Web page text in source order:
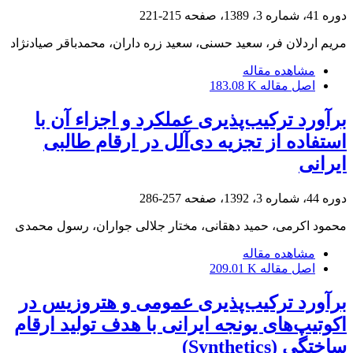
دوره 41، شماره 3، 1389، صفحه 215-221
مریم اردلان فر، سعید حسنی، سعید زره داران، محمدباقر صیادنژاد
مشاهده مقاله
اصل مقاله 183.08 K
برآورد ترکیب‌پذیری عملکرد و اجزاء آن با
استفاده از تجزیه دی‌آلل در ارقام طالبی
ایرانی
دوره 44، شماره 3، 1392، صفحه 257-286
محمود اکرمی، حمید دهقانی، مختار جلالی جواران، رسول محمدی
مشاهده مقاله
اصل مقاله 209.01 K
برآورد ترکیب‌پذیری عمومی و هتروزیس در
اکوتیپ‌های یونجه ایرانی با هدف تولید ارقام
ساختگی (Synthetics)